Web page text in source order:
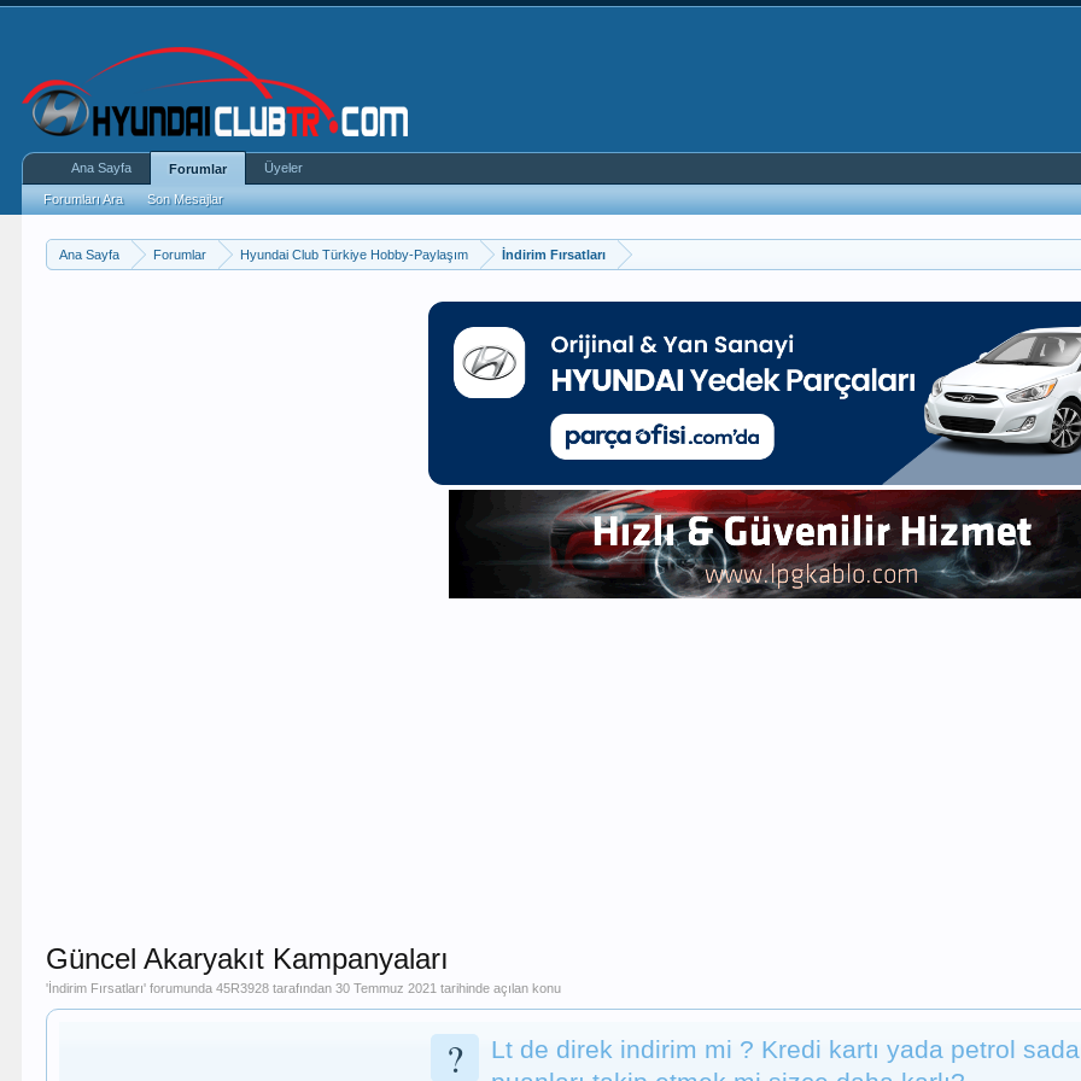
Ana Sayfa Forumlar Hyundai Club Türkiye Hobby-Paylaşım İndirim Fırsatları
Güncel Akaryakıt Kampanyaları
'İndirim Fırsatları' forumunda45R3928 tarafından30 Temmuz 2021 tarihinde açılan konu
?
Lt de direk indirim mi ? Kredi kartı yada petrol
Ana Sayfa Forumlar
Forumları Ara Son Mesajlar
Üyeler